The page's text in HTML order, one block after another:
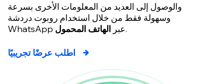
والوصول إلى العديد من المعلومات الأخرى بسرعة
وسهولة فقط من خلال استخدام روبوت دردشة
WhatsApp عبر الهاتف المحمول .
اطلب عرضًا تجريبيًا